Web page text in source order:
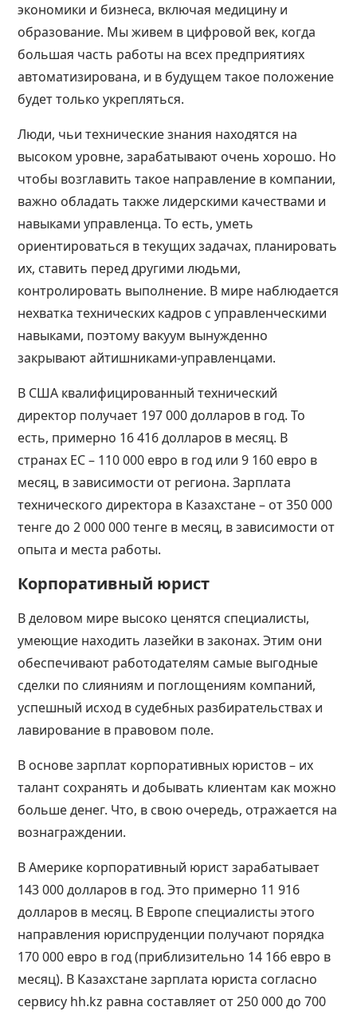
экономики и бизнеса, включая медицину и
образование. Мы живем в цифровой век, когда
большая часть работы на всех предприятиях
автоматизирована, и в будущем такое положение
будет только укрепляться.
Люди, чьи технические знания находятся на
высоком уровне, зарабатывают очень хорошо. Но
чтобы возглавить такое направление в компании,
важно обладать также лидерскими качествами и
навыками управленца. То есть, уметь
ориентироваться в текущих задачах, планировать
их, ставить перед другими людьми,
контролировать выполнение. В мире наблюдается
нехватка технических кадров с управленческими
навыками, поэтому вакуум вынужденно
закрывают айтишниками-управленцами.
В США квалифицированный технический
директор получает 197 000 долларов в год. То
есть, примерно 16 416 долларов в месяц. В
странах ЕС – 110 000 евро в год или 9 160 евро в
месяц, в зависимости от региона. Зарплата
технического директора в Казахстане – от 350 000
тенге до 2 000 000 тенге в месяц, в зависимости от
опыта и места работы.
Корпоративный юрист
В деловом мире высоко ценятся специалисты,
умеющие находить лазейки в законах. Этим они
обеспечивают работодателям самые выгодные
сделки по слияниям и поглощениям компаний,
успешный исход в судебных разбирательствах и
лавирование в правовом поле.
В основе зарплат корпоративных юристов – их
талант сохранять и добывать клиентам как можно
больше денег. Что, в свою очередь, отражается на
вознаграждении.
В Америке корпоративный юрист зарабатывает
143 000 долларов в год. Это примерно 11 916
долларов в месяц. В Европе специалисты этого
направления юриспруденции получают порядка
170 000 евро в год (приблизительно 14 166 евро в
месяц). В Казахстане зарплата юриста согласно
сервису hh.kz равна составляет от 250 000 до 700